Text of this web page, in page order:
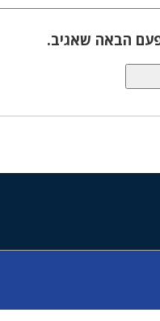
הבאה שאגיב.